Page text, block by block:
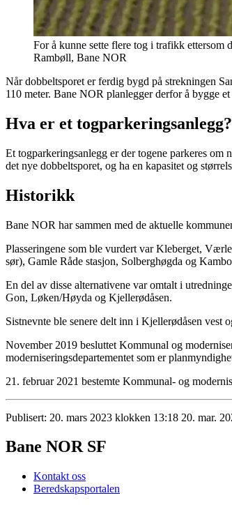
For å kunne sette flere tog i trafikk ettersom
Rambøll, Bane NOR
Når dobbeltsporet er ferdig bygd på strekningen
110 meter. Bane NOR planlegger derfor å bygge
Hva er et togparkeringsanlegg?
Et togparkeringsanlegg er der togene parkeres
det nye dobbeltsporet, og ha en kapasitet og
Historikk
Bane NOR har sammen med de aktuelle
Plasseringene som ble vurdert var Kleberget,
sør), Gamle Råde stasjon, Solberghøgda og
En del av disse alternativene var omtalt i
Gon, Løken/Høyda og Kjellerødåsen.
Sistnevnte ble senere delt inn i Kjellerødåsen vest
November 2019 besluttet Kommunal og
moderniseringsdepartementet som er
21. februar 2021 bestemte Kommunal- og
Publisert: 20. mars 2023 klokken 13:18 20. mar.
Bane NOR SF
Kontakt oss
Beredskapsportalen